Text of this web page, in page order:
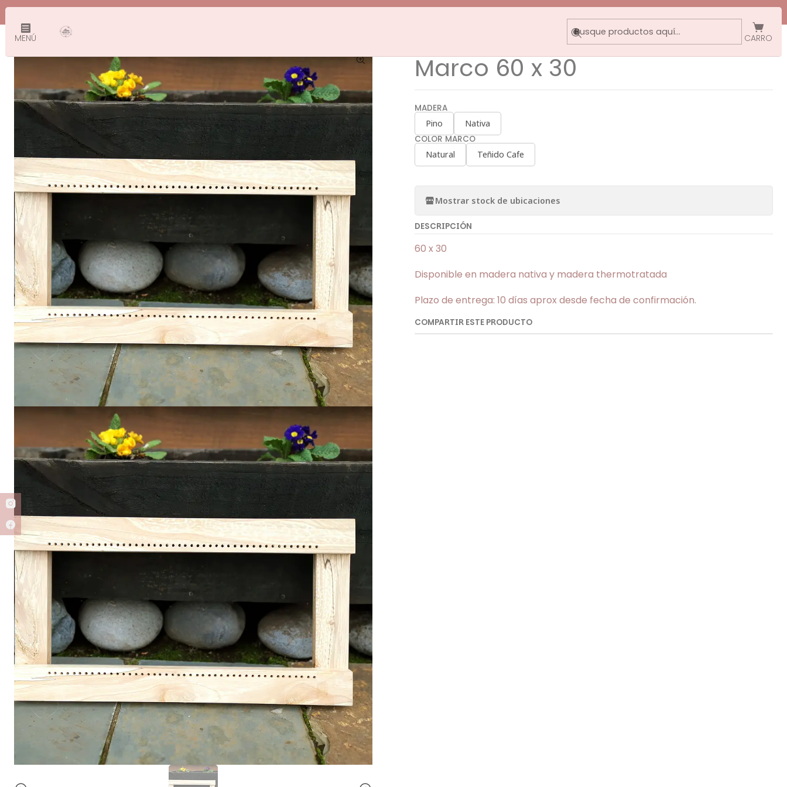
MENÚ CARRO
Marco 60 x 30
MADERA
Pino
Nativa
COLOR MARCO
Natural
Teñido Cafe
Mostrar stock de ubicaciones
DESCRIPCIÓN
60 x 30
Disponible en madera nativa y madera thermotratada
Plazo de entrega: 10 días aprox desde fecha de confirmación.
COMPARTIR ESTE PRODUCTO